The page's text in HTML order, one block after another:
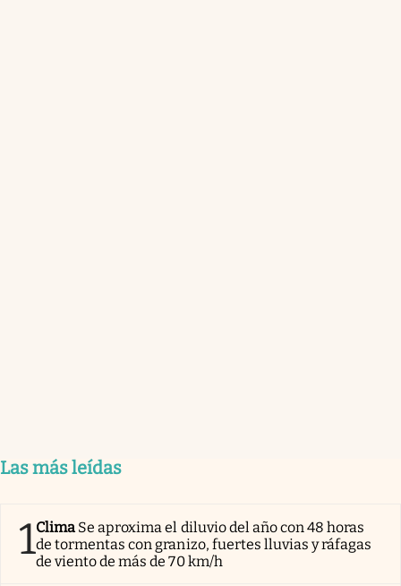
Las más leídas
1Clima Se aproxima el diluvio del año con 48 horas
de tormentas con granizo, fuertes lluvias y ráfagas
de viento de más de 70 km/h